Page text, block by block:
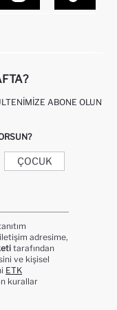
ABONE OLUN
ÇOCUK
adresime,
tarafından
ve kişisel
ETK
kurallar